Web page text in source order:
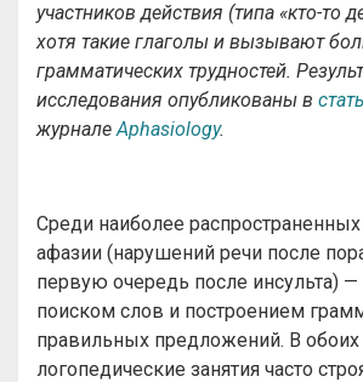
участников действия (типа «кто-то
хотя такие глаголы и вызывают
грамматических трудностей.
исследования опубликованы в
журналеAphasiology.
Среди наиболее
афазии (нарушений речи после
первую очередь после инсульта)
поиском слов и построением
правильных предложений. В обоих
логопедические занятия часто